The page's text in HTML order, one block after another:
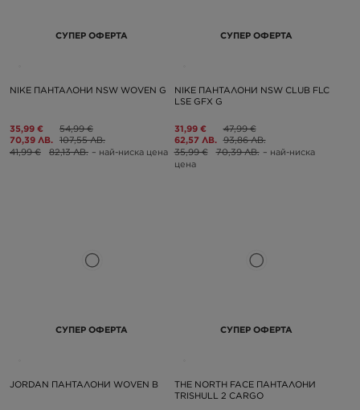
СУПЕР ОФЕРТА
NIKE ПАНТАЛОНИ NSW WOVEN G
35,99 €
70,39 ЛВ.
54,99 €
107,55 ЛВ.
41,99 €
82,13 ЛВ. – най-ниска цена
СУПЕР ОФЕРТА
NIKE ПАНТАЛОНИ NSW CLUB FLC
LSE GFX G
31,99 €
62,57 ЛВ.
47,99 €
93,86 ЛВ.
35,99 €
70,39 ЛВ. – най-ниска
цена
СУПЕР ОФЕРТА
JORDAN ПАНТАЛОНИ WOVEN B
СУПЕР ОФЕРТА
THE NORTH FACE ПАНТАЛОНИ
TRISHULL 2 CARGO